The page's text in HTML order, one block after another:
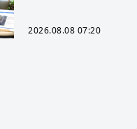
2026.08.08 07:20